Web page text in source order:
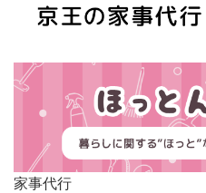
家事代行